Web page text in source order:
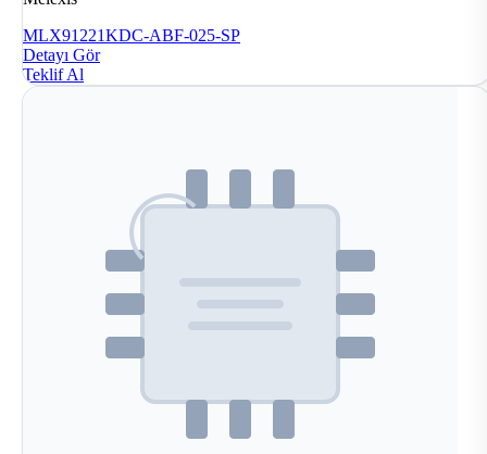
MLX91221KDC-ABF-025-SP
Detayı Gör
Teklif Al